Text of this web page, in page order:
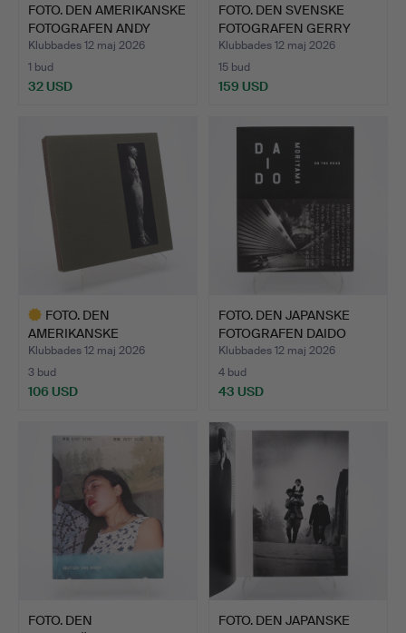
FOTO. DEN AMERIKANSKE
FOTOGRAFEN ANDY
WEBE…
Klubbades 12 maj 2026
1 bud
32 USD
FOTO. DEN SVENSKE
FOTOGRAFEN GERRY
JOHANSS…
Klubbades 12 maj 2026
15 bud
159 USD
FOTO. DEN
AMERIKANSKE
FOTOGRAFEN JOEL-
PETE…
Klubbades 12 maj 2026
3 bud
106 USD
föremål
FOTO. DEN JAPANSKE
FOTOGRAFEN DAIDO
MORIYA…
Klubbades 12 maj 2026
4 bud
43 USD
FOTO. DEN
FOTO. DEN JAPANSKE